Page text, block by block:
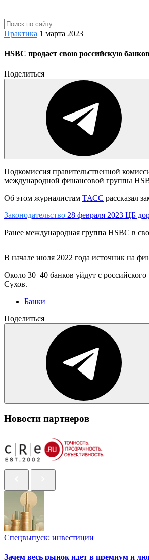
Практика 1 марта 2023
HSBC продает свою российскую
Поделиться
Подкомиссия правительственной
международной финансовой группы
Об этом журналистам ТАСС рассказал
Законодательство 28 февраля 2023 ЦБ
Ранее международная группа HSBC в
В начале июля 2022 года источник на
Около 30–40 банков уйдут с
Сухов.
Банки
Поделиться
Новости партнеров
Спецвыпуск: инвестиции
Зачем весь рынок идет в премиум и